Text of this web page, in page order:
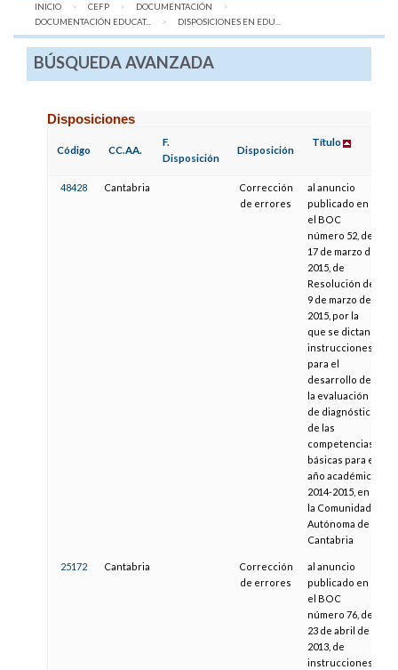
INICIO CEFP
DOCUMENTACIÓN
DOCUMENTACIÓN EDUCAT...
AQUÍ:
DISPOSICIONES EN EDU...
BÚSQUEDA AVANZADA
Disposiciones
Código CC.AA.
F.
Disposición
Disposición
Título
48428 Cantabria
Corrección
de errores
al anuncio
publicado en
el BOC
número 52, de
17 de marzo de
2015, de
Resolución de
9 de marzo de
2015, por la
que se dictan
instrucciones
para el
desarrollo de
la evaluación
de diagnóstico
de las
competencias
básicas para el
año académico
2014-2015, en
la Comunidad
Autónoma de
Cantabria
25172 Cantabria
Corrección
de errores
al anuncio
publicado en
el BOC
número 76, de
23 de abril de
2013, de
instrucciones